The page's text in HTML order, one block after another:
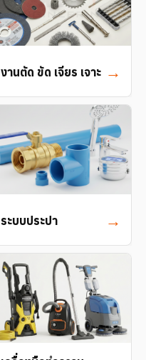
งานตัด ขัด เจียร เจาะ →
ระบบประปา →